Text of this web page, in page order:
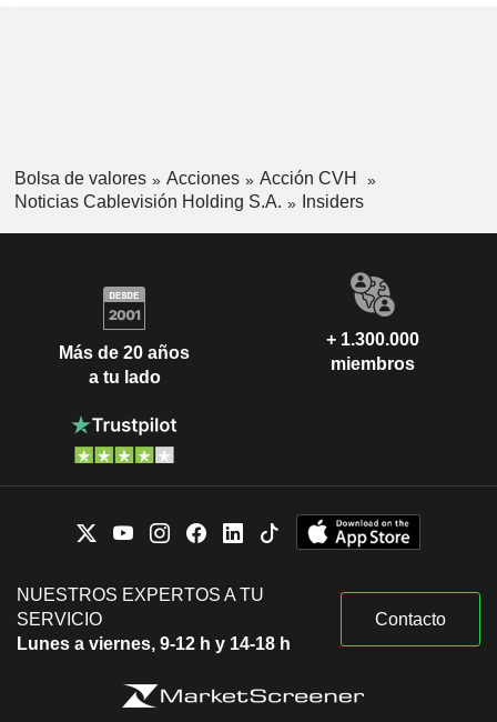
Bolsa de valores Acciones
Acción CVH
Noticias Cablevisión Holding S.A.
Insiders
Más de 20 años
a tu lado
+ 1.300.000
miembros
NUESTROS EXPERTOS A TU
SERVICIO
Lunes a viernes, 9-12 h y 14-18 h
Contacto